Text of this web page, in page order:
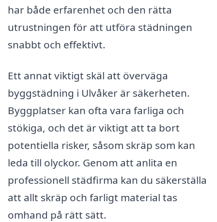
har både erfarenhet och den rätta
utrustningen för att utföra städningen
snabbt och effektivt.
Ett annat viktigt skäl att överväga
byggstädning i Ulvåker är säkerheten.
Byggplatser kan ofta vara farliga och
stökiga, och det är viktigt att ta bort
potentiella risker, såsom skräp som kan
leda till olyckor. Genom att anlita en
professionell städfirma kan du säkerställa
att allt skräp och farligt material tas
omhand på rätt sätt.